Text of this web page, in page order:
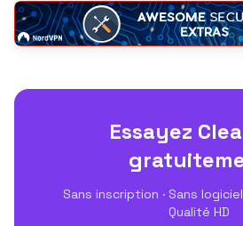
Essayez
Sans inscription · Sans
Qualité HD